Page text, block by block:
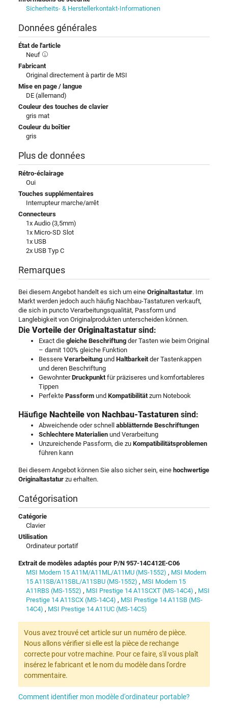
Sicherheits- & Herstellerkontakt-Informationen
Données générales
État de l'article
Neuf
Fabricant
Original directement à partir de MSI
Mise en page / langue
DE (allemand)
Couleur des touches de clavier
gris mat
Couleur du boîtier
gris
Plus de données
Rétro-éclairage
Oui
Touches supplémentaires
Interrupteur marche/arrêt
Connecteurs
1x Audio (3,5mm)
1x Micro-SD Slot
1x USB
2x USB Typ C
Remarques
Bei diesem Angebot handelt es sich um eine Originaltastatur. Im
Markt werden jedoch auch häufig Nachbau-Tastaturen verkauft,
die sich in puncto Verarbeitungsqualität, Passform und
Langlebigkeit von Originalprodukten unterscheiden können.
Die Vorteile der Originaltastatur sind:
Exact die gleiche Beschriftung der Tasten wie beim Original
– damit 100% gleiche Funktion
Bessere Verarbeitung und Haltbarkeitder Tastenkappen
und deren Beschriftung
GewohnterDruckpunktfür präziseres und komfortableres
Tippen
Perfekte Passform und Kompatibilitätzum Notebook
Häufige Nachteile von Nachbau-Tastaturen sind:
Abweichende oder schnell abblätternde Beschriftungen
Schlechtere Materialien und Verarbeitung
Unzureichende Passform, die zu Kompatibilitätsproblemen
führen kann
Bei diesem Angebot können Sie also sicher sein, eine hochwertige
Originaltastatur zu erhalten.
Catégorisation
Catégorie
Clavier
Utilisation
Ordinateur portatif
Extrait de modèles adaptés pour P/N 957-14C412E-C06
MSI Modern 15 A11M/A11ML/A11MU (MS-1552) , MSI Modern
15 A11SB/A11SBL/A11SBU (MS-1552) , MSI Modern 15
A11RBS (MS-1552) , MSI Prestige 14 A11SCXT (MS-14C4) , MSI
Prestige 14 A11SCX (MS-14C4) , MSI Prestige 14 A11SB (MS-
14C4) , MSI Prestige 14 A11UC (MS-14C5)
Vous avez trouvé cet article sur un numéro de pièce.
Nous allons vérifier si elle est la pièce de rechange
correcte pour votre machine. Pour ce faire, s'il vous plaît
insérez le fabricant et le nom du modèle dans l'ordre
commentaire.
Comment identifier mon modèle d'ordinateur portable?